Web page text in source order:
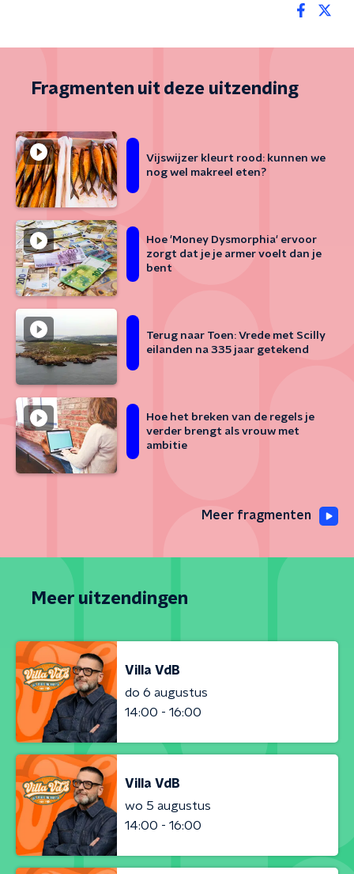
Fragmenten uit deze uitzending
Vijswijzer kleurt rood: kunnen we
nog wel makreel eten?
Hoe 'Money Dysmorphia' ervoor
zorgt dat je je armer voelt dan je
bent
Terug naar Toen: Vrede met Scilly
eilanden na 335 jaar getekend
Hoe het breken van de regels je
verder brengt als vrouw met
ambitie
Meer fragmenten
Meer uitzendingen
Villa VdB
do 6 augustus
14:00 - 16:00
Villa VdB
wo 5 augustus
14:00 - 16:00